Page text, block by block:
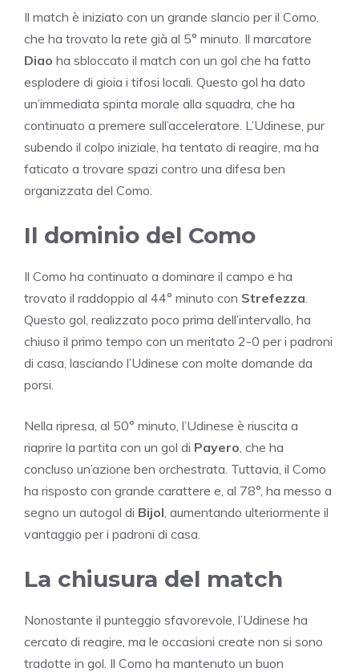
Il match è iniziato con un grande slancio per il Como,
che ha trovato la rete già al 5° minuto. Il marcatore
Diao ha sbloccato il match con un gol che ha fatto
esplodere di gioia i tifosi locali. Questo gol ha dato
un’immediata spinta morale alla squadra, che ha
continuato a premere sull’acceleratore. L’Udinese, pur
subendo il colpo iniziale, ha tentato di reagire, ma ha
faticato a trovare spazi contro una difesa ben
organizzata del Como.
Il dominio del Como
Il Como ha continuato a dominare il campo e ha
trovato il raddoppio al 44° minuto con Strefezza
Questo gol, realizzato poco prima dell’intervallo, ha
chiuso il primo tempo con un meritato 2-0 per i padroni
di casa, lasciando l’Udinese con molte domande da
porsi.
Nella ripresa, al 50° minuto, l’Udinese è riuscita a
riaprire la partita con un gol di Payero , che ha
concluso un’azione ben orchestrata. Tuttavia, il Como
ha risposto con grande carattere e, al 78°, ha messo a
segno un autogol di Bijol , aumentando ulteriormente il
vantaggio per i padroni di casa.
La chiusura del match
Nonostante il punteggio sfavorevole, l’Udinese ha
cercato di reagire, ma le occasioni create non si sono
tradotte in gol. Il Como ha mantenuto un buon